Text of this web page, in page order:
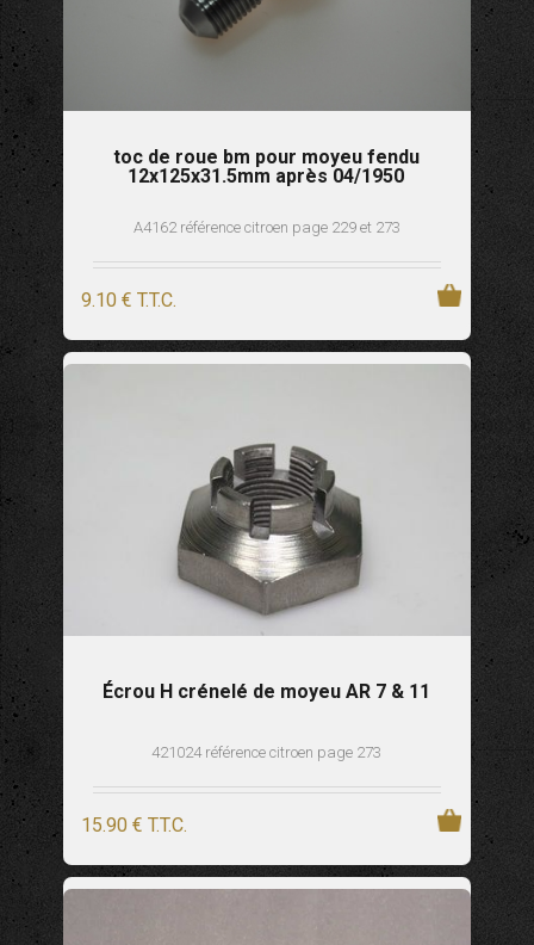
toc de roue bm pour moyeu fendu
12x125x31.5mm après 04/1950
A4162 référence citroen page 229 et 273
9.10 € T.T.C.
Écrou H crénelé de moyeu AR 7 & 11
421024 référence citroen page 273
15.90 € T.T.C.